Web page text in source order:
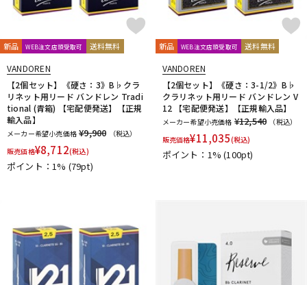
R-S
REED GEEK
ROCHE-THOMAS
Roland Rondino ROUSSEAU
Rovner
Silent Felt
SML（Strasser Marigaux Lemaire）
SNOOPY WITH MUSIC
SOULO MUTE
SST(Schucht Sax Technology)
Stomvi
Stork
SUPERSLICK
T.K MELODY TABIBITO TAHORNG
Ted Klum
THE WALLACE COLLECTION
VACCHIANO
VANDOREN
Winds Score
Wood Stone YAMAHA
YANAGISAWA
YUPON
他
新品 WEB注文店頭受取可 送料無料
VANDOREN
【2個セット】《硬さ：3》B♭クラ
リネット用リード バンドレン Tradi
tional (青箱) 【宅配便発送】【正規
輸入品】
メーカー希望小売価格 ¥9,900
（税込）
販売価格¥8,712(税込)
ポイント：1% (79pt)
新品 WEB注文店頭受取可 送料無料
VANDOREN
【2個セット】《硬さ：3-1/2》B♭
クラリネット用リード バンドレン V
12 【宅配便発送】【正規輸入品】
メーカー希望小売価格 ¥12,540
（税込）
販売価格¥11,035(税込)
ポイント：1%(100pt)